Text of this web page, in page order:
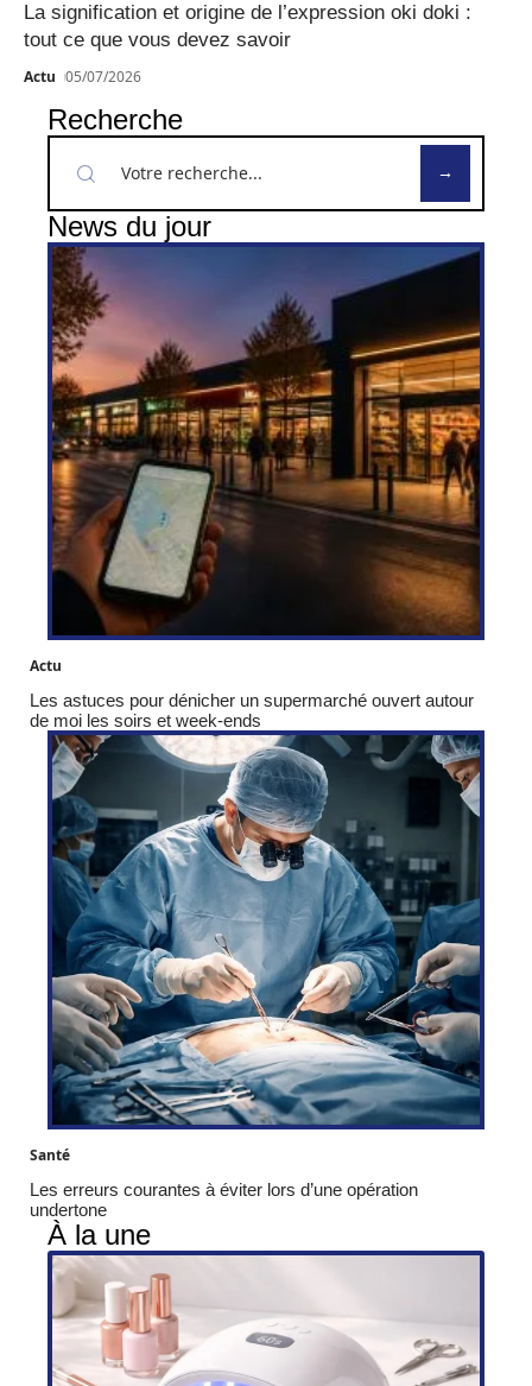
La signification et origine de l’expression oki doki :
tout ce que vous devez savoir
Actu 05/07/2026
Recherche
News du jour
Actu
Les astuces pour dénicher un supermarché ouvert autour
de moi les soirs et week-ends
Santé
Les erreurs courantes à éviter lors d’une opération
undertone
À la une